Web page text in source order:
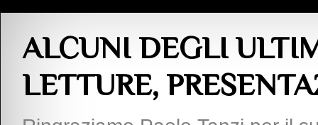
ALCUNI DEGLI
LETTURE,